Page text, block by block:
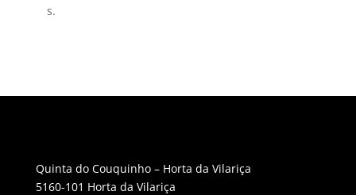
s.
Quinta do Couquinho – Horta da Vilariça
5160-101 Horta da Vilariça